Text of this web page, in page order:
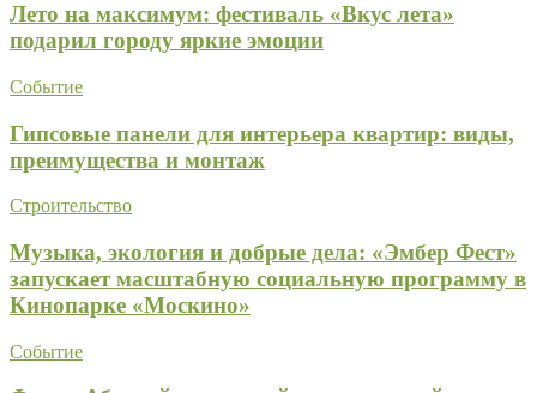
Лето на максимум: фестиваль «Вкус лета»
подарил городу яркие эмоции
Событие
Гипсовые панели для интерьера квартир: виды,
преимущества и монтаж
Строительство
Музыка, экология и добрые дела: «Эмбер Фест»
запускает масштабную социальную программу в
Кинопарке «Москино»
Событие